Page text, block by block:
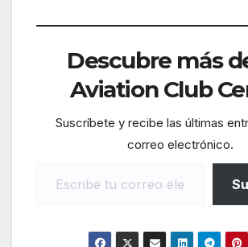
Descubre más
Aviation Club
Suscríbete y recibe las últimas
correo electrónico.